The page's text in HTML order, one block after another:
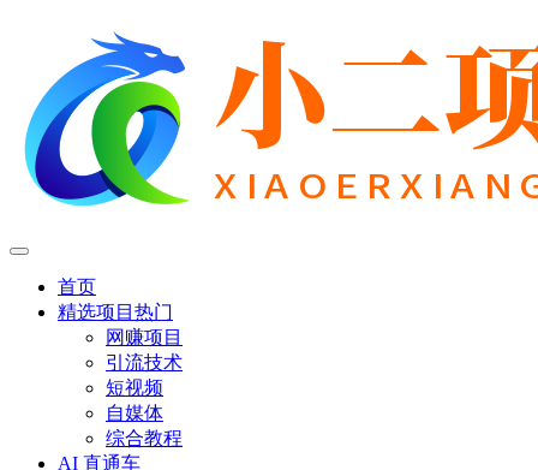
首页
精选项目 热门
网赚项目
引流技术
短视频
自媒体
综合教程
AI 直通车